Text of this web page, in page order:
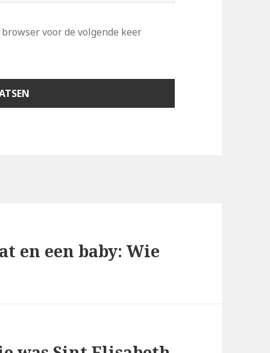
voor de volgende keer
en een baby: Wie